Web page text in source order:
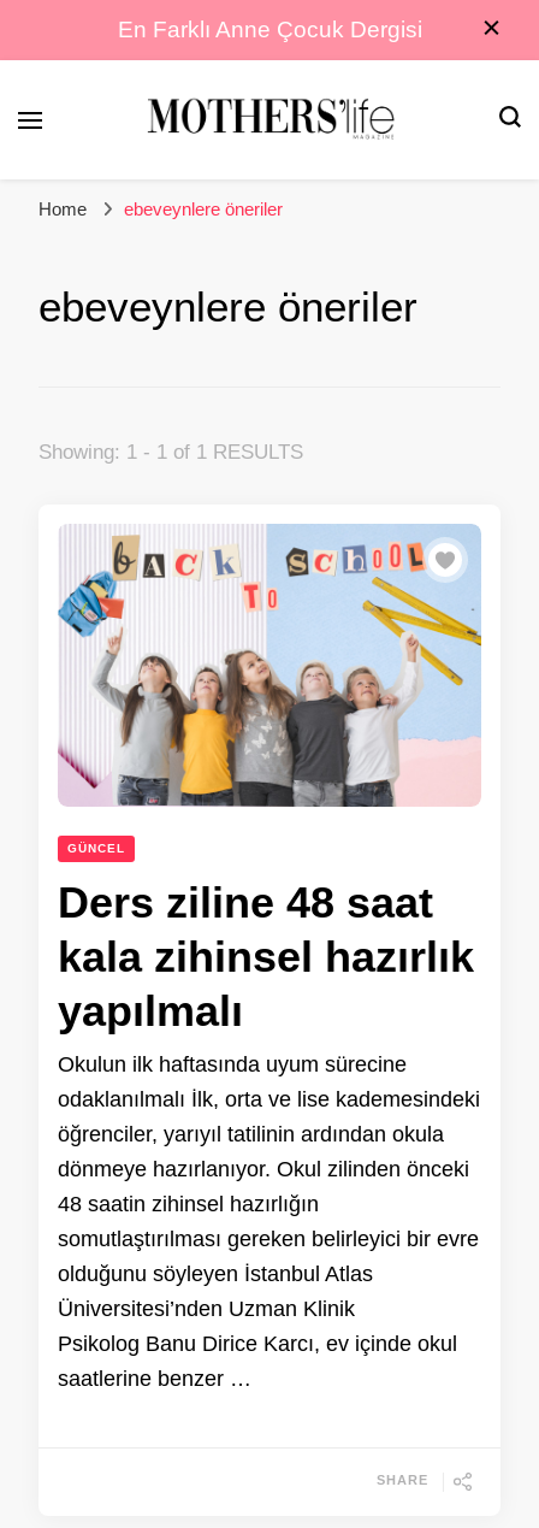
En Farklı Anne Çocuk Dergisi
Mothers Life
Home ebeveynlere öneriler
ebeveynlere öneriler
Showing: 1 - 1 of 1 RESULTS
GÜNCEL
Ders ziline 48 saat
kala zihinsel hazırlık
yapılmalı
Okulun ilk haftasında uyum sürecine
odaklanılmalı İlk, orta ve lise kademesindeki
öğrenciler, yarıyıl tatilinin ardından okula
dönmeye hazırlanıyor. Okul zilinden önceki
48 saatin zihinsel hazırlığın
somutlaştırılması gereken belirleyici bir evre
olduğunu söyleyen İstanbul Atlas
Üniversitesi’nden Uzman Klinik
Psikolog Banu Dirice Karcı, ev içinde okul
saatlerine benzer …
SHARE